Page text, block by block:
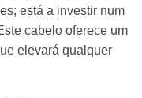
está a investir num
cabelo oferece um
elevará qualquer